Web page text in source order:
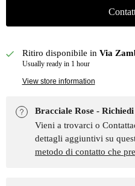
Ritiro disponibile in Via
Usually ready in 1 hour
View store information
Bracciale Rose -
Vieni a trovarci o
dettagli aggiuntivi su
metodo di contatto che